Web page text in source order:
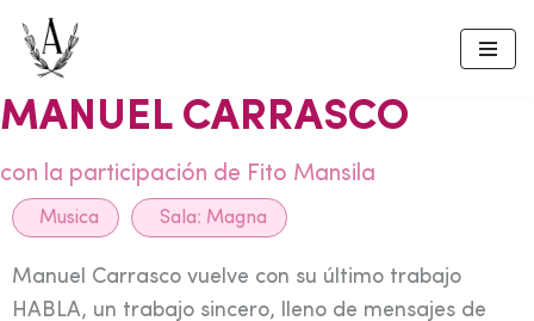
Skip
to
content
MANUEL CARRASCO
con la participación de Fito Mansila
Musica Sala: Magna
Manuel Carrasco vuelve con su último trabajo
HABLA, un trabajo sincero, lleno de mensajes de